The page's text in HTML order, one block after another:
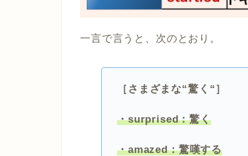
一言で言うと、次のとおり。
［さまざまな“驚く“］
・surprised：驚く
・amazed：驚嘆する